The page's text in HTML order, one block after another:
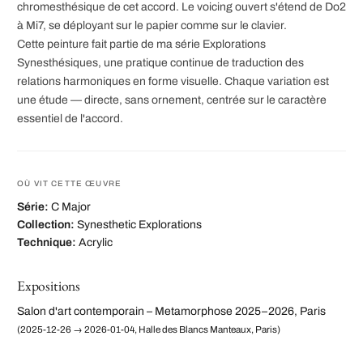
chromesthésique de cet accord. Le voicing ouvert s'étend de Do2
à Mi7, se déployant sur le papier comme sur le clavier.
Cette peinture fait partie de ma série Explorations
Synesthésiques, une pratique continue de traduction des
relations harmoniques en forme visuelle. Chaque variation est
une étude — directe, sans ornement, centrée sur le caractère
essentiel de l'accord.
OÙ VIT CETTE ŒUVRE
Série: C Major
Collection: Synesthetic Explorations
Technique: Acrylic
Expositions
Salon d'art contemporain – Metamorphose 2025–2026, Paris
(2025-12-26 → 2026-01-04, Halle des Blancs Manteaux, Paris)